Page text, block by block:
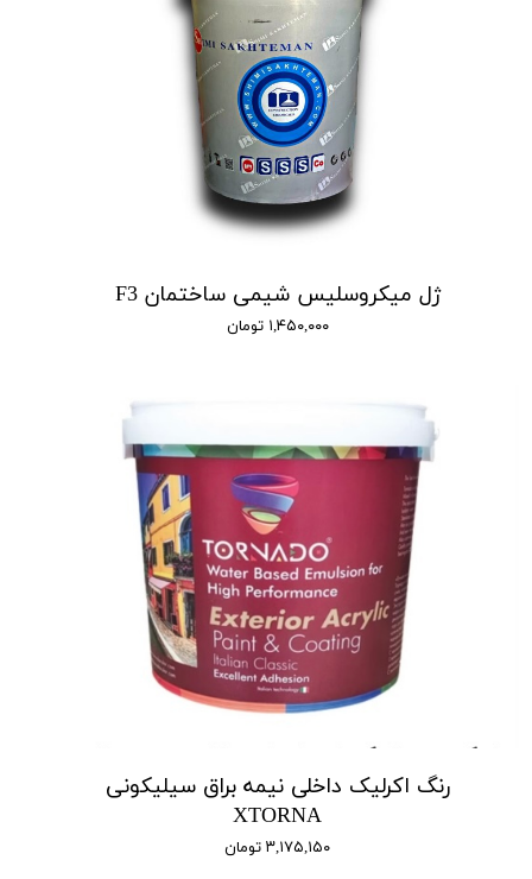
ژل میکروسلیس شیمی ساختمان F3
۱,۴۵۰,۰۰۰ تومان
رنگ اکرلیک داخلی نیمه براق سیلیکونی
XTORNA
۳,۱۷۵,۱۵۰ تومان